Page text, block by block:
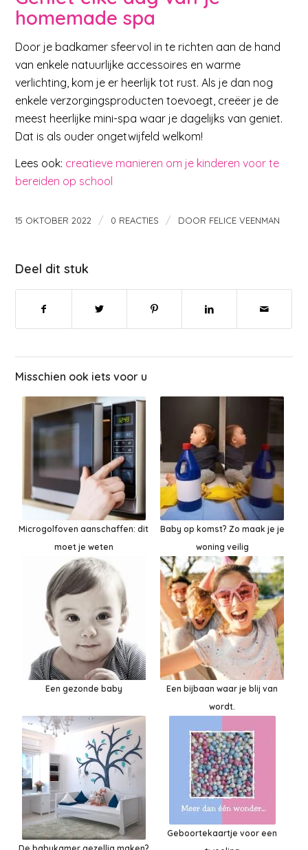
homemade spa
Door je badkamer sfeervol in te richten aan de hand
van enkele natuurlijke accessoires en warme
verlichting, kom je er heerlijk tot rust. Als je dan nog
enkele verzorgingsproducten toevoegt, creëer je de
meest heerlijke mini-spa waar je dagelijks van geniet.
Dat is als ouder ongetwijfeld welkom!
Lees ook: creatieve manieren om je kinderen voor te
bereiden op school
15 OKTOBER 2022 / 0 REACTIES / DOOR FELICE VEENMAN
Deel dit stuk
Misschien ook iets voor u
Microgolfoven aanschaffen: dit
moet je weten
Baby op komst? Zo maak je je
woning veilig
Een gezonde baby
Een bijbaan waar je blij van
wordt.
Geboortekaartje voor een